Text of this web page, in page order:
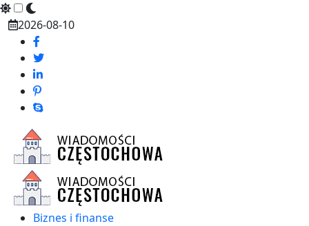
Skip
content
2026-08-10
Biznes i finanse